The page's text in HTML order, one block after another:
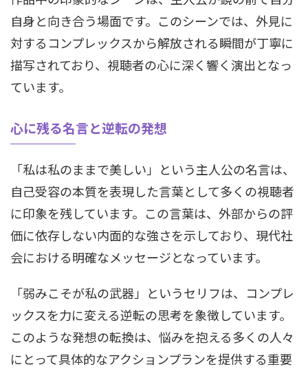
自身と向き合う場面です。このシーンでは、外見に
対するコンプレックスから解放される瞬間が丁寧に
描写されており、視聴者の心に深く響く演出となっ
ています。
心に残る名言と逆転の発想
「私は私のままで美しい」という主人公の名言は、
自己受容の本質を表現した言葉として多くの視聴者
に印象を残しています。この言葉は、外部からの評
価に依存しない内面的な強さを示しており、現代社
会における明確なメッセージとなっています。
「弱みこそが私の武器」というセリフは、コンプレ
ックスを力に変える逆転の思考を象徴しています。
このような発想の転換は、悩みを抱える多くの人々
にとって具体的なアクションプランを提供する重要